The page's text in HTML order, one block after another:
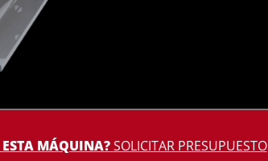
ESTA MÁQUINA? SOLICITAR PRESUPUESTO